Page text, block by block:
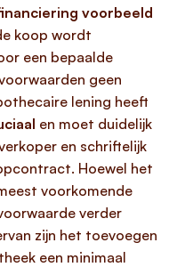
voorbeeld
koop wordt
een bepaalde
geen
lening heeft
en moet duidelijk
en schriftelijk
Hoewel het
voorkomende
verder
zijn het toevoegen
een minimaal